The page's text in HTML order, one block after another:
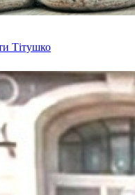
Тітушко